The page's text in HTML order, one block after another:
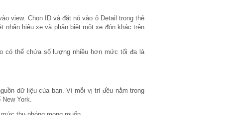
view. Chọn ID và đặt nó vào ô Detail trong thẻ
nhãn hiệu xe và phân biệt một xe đón khác trên
có thể chứa số lượng nhiều hơn mức tối đa là
dữ liệu của bạn. Vì mỗi vị trí đều nằm trong
York.